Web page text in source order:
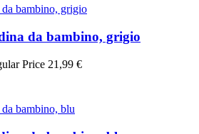
da bambino, grigio
Price 21,99 €